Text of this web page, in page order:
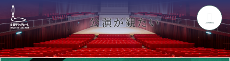
menu
公演が観たい